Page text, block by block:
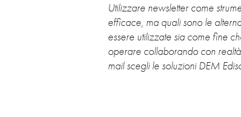
Utilizzare newsletter come
efficace, ma quali sono le
essere utilizzate sia come fine
operare collaborando con
mail scegli le soluzioni DEM